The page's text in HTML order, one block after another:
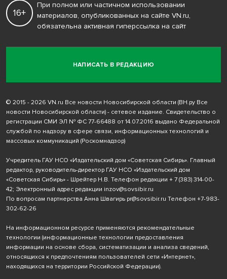
НАПИСАТЬ В РЕДАКЦИЮ
16+
При полном или частичном использовании
материалов, опубликованных на сайте VN.ru,
обязательна активная гиперссылка на сайт
© 2015 - 2026 VN.ru Все новости Новосибирской области (ВН.ру Все
новости Новосибирской области) - сетевое издание. Свидетельство о
регистрации СМИ ЭЛ № ФС 77-66488 от 14.07.2016 выдано Федеральной
службой по надзору в сфере связи, информационных технологий и
массовых коммуникаций (Роскомнадзор)
Учредитель ГАУ НСО «Издательский дом «Советская Сибирь». Главный
редактор, руководитель-директор ГАУ НСО «Издательский дом
«Советская Сибирь» - Шрейтер Н.В. Телефон редакции + 7 (383) 314-00-
42; Электронный адрес редакции inzov@sovsibir.ru
По вопросам партнерства Анна Швагирь pr@sovsibir.ru Телефон +7-983-
302-62-26
На информационном ресурсе применяются рекомендательные
технологии (информационные технологии предоставления
информации на основе сбора, систематизации и анализа сведений,
относящихся к предпочтениям пользователей сети «Интернет»,
находящихся на территории Российской Федерации).